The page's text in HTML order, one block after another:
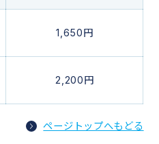
1,650円
2,200円
ページトップへもどる